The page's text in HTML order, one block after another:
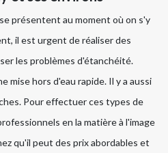
présentent au moment où on s'y
il est urgent de réaliser des
les problèmes d'étanchéité.
mise hors d'eau rapide. Il y a aussi
Pour effectuer ces types de
en la matière à l'image
qu'il peut des prix abordables et